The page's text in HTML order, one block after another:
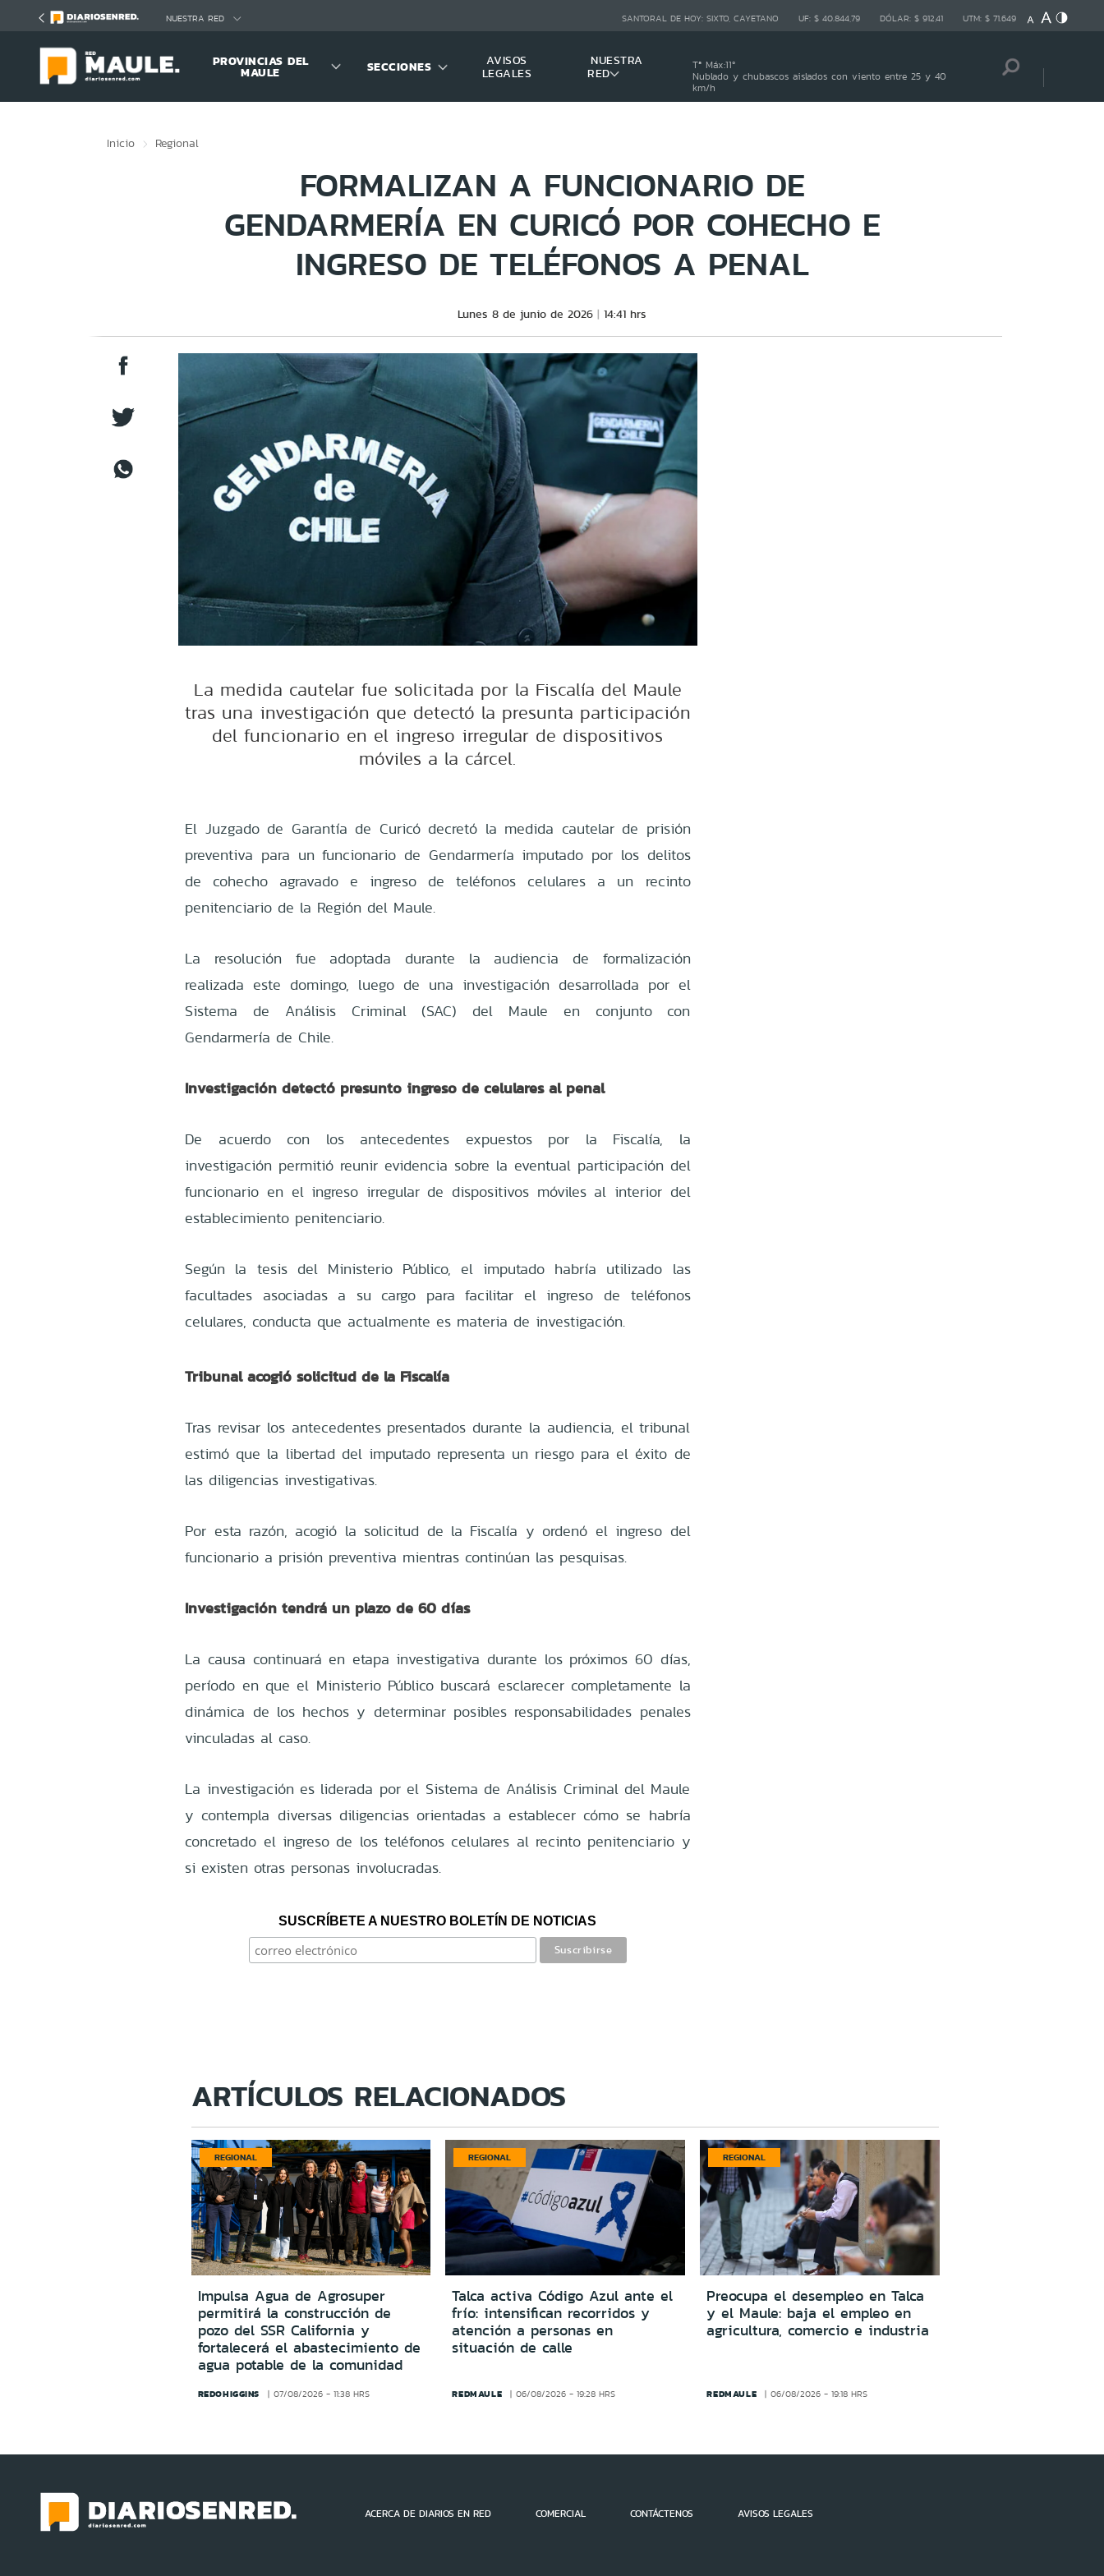
NUESTRA RED SANTORAL DE HOY: SIXTO, CAYETANO UF: $ 40.844,79 DÓLAR: $ 912,41 UTM: $ 71.649
PROVINCIAS DEL
MAULE SECCIONES
AVISOS
LEGALES
NUESTRA
RED
Tª Máx:11º
Nublado y chubascos aislados con viento entre 25 y 40
km/h
Inicio Regional
FORMALIZAN A FUNCIONARIO DE
GENDARMERÍA EN CURICÓ POR COHECHO E
INGRESO DE TELÉFONOS A PENAL
Lunes 8 de junio de 2026 14:41 hrs
La medida cautelar fue solicitada por la Fiscalía del Maule
tras una investigación que detectó la presunta participación
del funcionario en el ingreso irregular de dispositivos
móviles a la cárcel.
El Juzgado de Garantía de Curicó decretó la medida cautelar de prisión
preventiva para un funcionario de Gendarmería imputado por los delitos
de cohecho agravado e ingreso de teléfonos celulares a un recinto
penitenciario de la Región del Maule.
La resolución fue adoptada durante la audiencia de formalización
realizada este domingo, luego de una investigación desarrollada por el
Sistema de Análisis Criminal (SAC) del Maule en conjunto con
Gendarmería de Chile.
Investigación detectó presunto ingreso de celulares al penal
De acuerdo con los antecedentes expuestos por la Fiscalía, la
investigación permitió reunir evidencia sobre la eventual participación del
funcionario en el ingreso irregular de dispositivos móviles al interior del
establecimiento penitenciario.
Según la tesis del Ministerio Público, el imputado habría utilizado las
facultades asociadas a su cargo para facilitar el ingreso de teléfonos
celulares, conducta que actualmente es materia de investigación.
Tribunal acogió solicitud de la Fiscalía
Tras revisar los antecedentes presentados durante la audiencia, el tribunal
estimó que la libertad del imputado representa un riesgo para el éxito de
las diligencias investigativas.
Por esta razón, acogió la solicitud de la Fiscalía y ordenó el ingreso del
funcionario a prisión preventiva mientras continúan las pesquisas.
Investigación tendrá un plazo de 60 días
La causa continuará en etapa investigativa durante los próximos 60 días,
período en que el Ministerio Público buscará esclarecer completamente la
dinámica de los hechos y determinar posibles responsabilidades penales
vinculadas al caso.
La investigación es liderada por el Sistema de Análisis Criminal del Maule
y contempla diversas diligencias orientadas a establecer cómo se habría
concretado el ingreso de los teléfonos celulares al recinto penitenciario y
si existen otras personas involucradas.
SUSCRÍBETE A NUESTRO BOLETÍN DE NOTICIAS
ARTÍCULOS RELACIONADOS
REGIONAL
Impulsa Agua de Agrosuper
permitirá la construcción de
pozo del SSR California y
fortalecerá el abastecimiento de
agua potable de la comunidad
REDOHIGGINS 07/08/2026 - 11:38 HRS
REGIONAL
Talca activa Código Azul ante el
frío: intensifican recorridos y
atención a personas en
situación de calle
REDMAULE 06/08/2026 - 19:28 HRS
REGIONAL
Preocupa el desempleo en Talca
y el Maule: baja el empleo en
agricultura, comercio e industria
REDMAULE 06/08/2026 - 19:18 HRS
ACERCA DE DIARIOS EN RED COMERCIAL CONTÁCTENOS AVISOS LEGALES